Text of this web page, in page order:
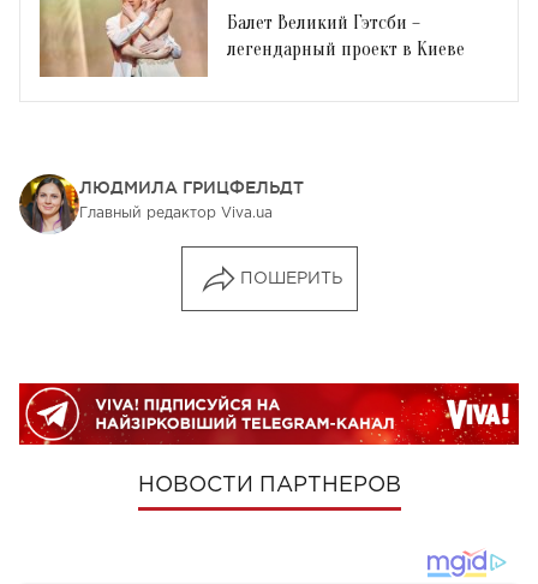
Балет Великий Гэтсби –
легендарный проект в Киеве
ЛЮДМИЛА ГРИЦФЕЛЬДТ
Главный редактор Viva.ua
ПОШЕРИТЬ
НОВОСТИ ПАРТНЕРОВ